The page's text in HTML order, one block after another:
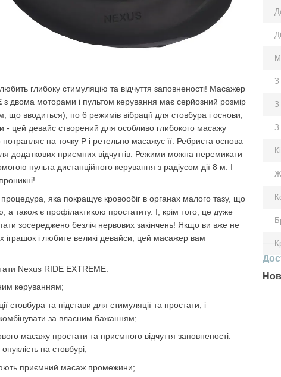
глибоку стимуляцію та відчуття заповненості! Масажер
з двома моторами і пультом керування має серйозний розмір
вводиться), по 6 режимів вібрації для стовбура і основи,
- цей девайс створений для особливо глибокого масажу
потрапляє на точку P і ретельно масажує її. Ребриста основа
додаткових приємних відчуттів. Режими можна перемикати
пульта дистанційного керування з радіусом дії 8 м. І
яка покращує кровообіг в органах малого тазу, що
а також є профілактикою простатиту. І, крім того, це дуже
зосереджено безліч нервових закінчень! Якщо ви вже не
іграшок і любите великі девайси, цей масажер вам
Nexus RIDE EXTREME:
керуванням;
стовбура та підстави для стимуляції та простати, і
за власним бажанням;
масажу простати та приємного відчуття заповненості:
на стовбурі;
приємний масаж промежини;
З
З
З